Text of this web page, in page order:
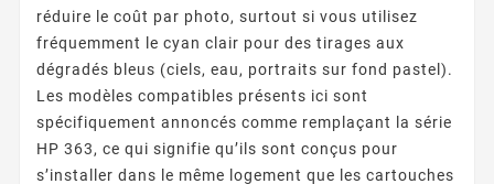
réduire le coût par photo, surtout si vous utilisez
fréquemment le cyan clair pour des tirages aux
dégradés bleus (ciels, eau, portraits sur fond pastel).
Les modèles compatibles présents ici sont
spécifiquement annoncés comme remplaçant la série
HP 363, ce qui signifie qu’ils sont conçus pour
s’installer dans le même logement que les cartouches